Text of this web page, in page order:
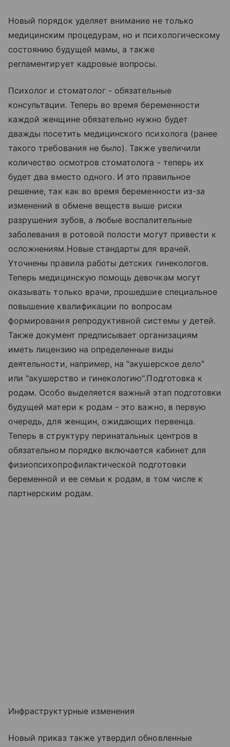
Новый порядок уделяет внимание не только
медицинским процедурам, но и психологическому
состоянию будущей мамы, а также
регламентирует кадровые вопросы.
Психолог и стоматолог - обязательные
консультации. Теперь во время беременности
каждой женщине обязательно нужно будет
дважды посетить медицинского психолога (ранее
такого требования не было). Также увеличили
количество осмотров стоматолога - теперь их
будет два вместо одного. И это правильное
решение, так как во время беременности из-за
изменений в обмене веществ выше риски
разрушения зубов, а любые воспалительные
заболевания в ротовой полости могут привести к
осложнениям.Новые стандарты для врачей.
Уточнены правила работы детских гинекологов.
Теперь медицинскую помощь девочкам могут
оказывать только врачи, прошедшие специальное
повышение квалификации по вопросам
формирования репродуктивной системы у детей.
Также документ предписывает организациям
иметь лицензию на определенные виды
деятельности, например, на "акушерское дело"
или "акушерство и гинекологию".Подготовка к
родам. Особо выделяется важный этап подготовки
будущей матери к родам - это важно, в первую
очередь, для женщин, ожидающих первенца.
Теперь в структуру перинатальных центров в
обязательном порядке включается кабинет для
физиопсихопрофилактической подготовки
беременной и ее семьи к родам, в том числе к
партнерским родам.
Инфраструктурные изменения
Новый приказ также утвердил обновленные